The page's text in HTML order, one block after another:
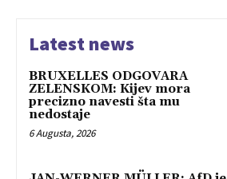
Latest news
BRUXELLES ODGOVARA
ZELENSKOM: Kijev mora
precizno navesti šta mu
nedostaje
6 Augusta, 2026